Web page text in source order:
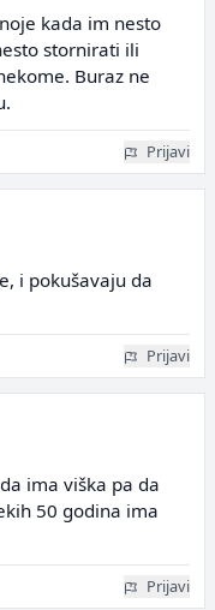
kada im nesto
stornirati ili
Buraz ne
Prijavi
i pokušavaju da
Prijavi
ima viška pa da
50 godina ima
Prijavi